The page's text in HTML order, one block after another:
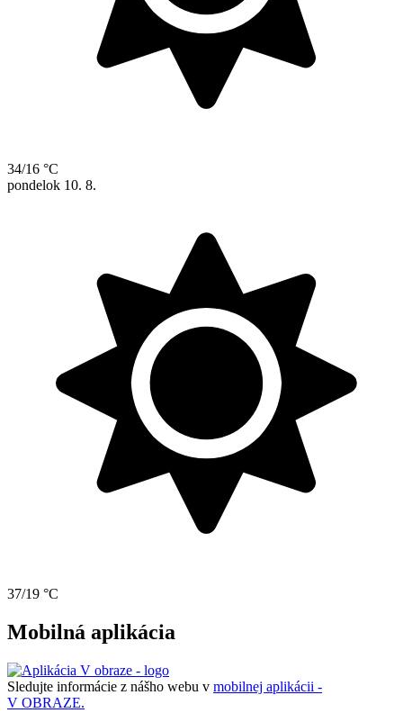
34/16 °C
pondelok 10. 8.
37/19 °C
Mobilná aplikácia
Sledujte informácie z nášho webu v mobilnej aplikácii -
V OBRAZE.